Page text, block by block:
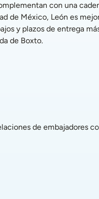
con una
de México, León es
y plazos de entrega
de Boxto.